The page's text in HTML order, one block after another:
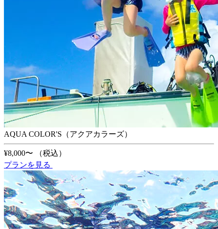
AQUA COLOR'S（アクアカラーズ）
¥8,000〜
（税込）
プランを見る